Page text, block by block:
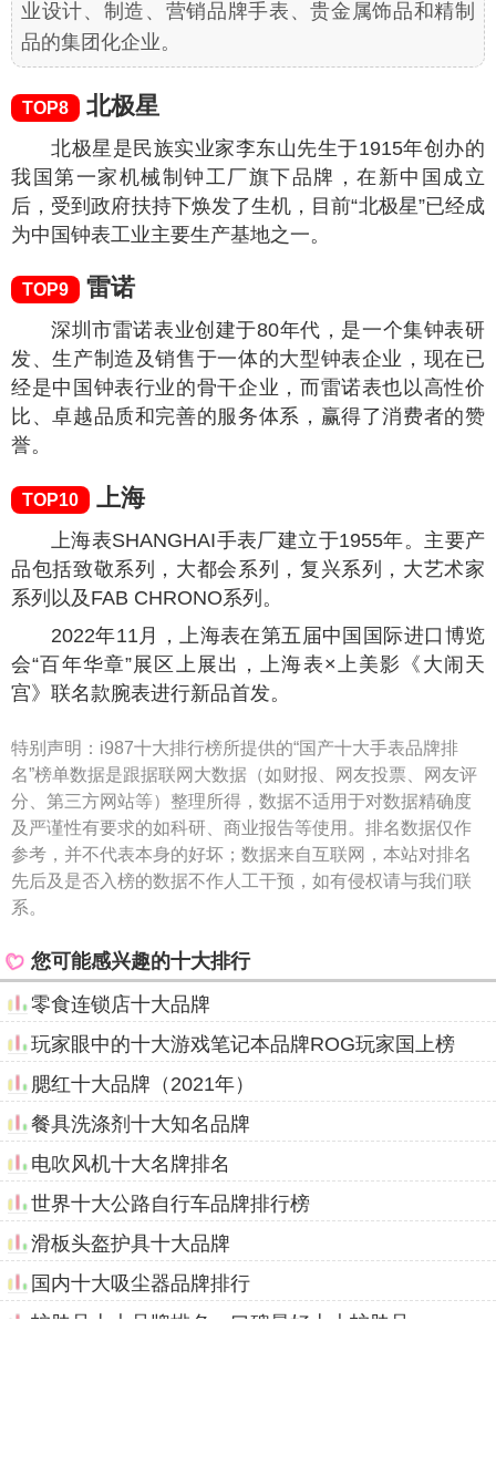
业设计、制造、营销品牌手表、贵金属饰品和精制
品的集团化企业。
TOP8 北极星
北极星是民族实业家李东山先生于1915年创办的
我国第一家机械制钟工厂旗下品牌，在新中国成立
后，受到政府扶持下焕发了生机，目前“北极星”已经成
为中国钟表工业主要生产基地之一。
TOP9 雷诺
深圳市雷诺表业创建于80年代，是一个集钟表研
发、生产制造及销售于一体的大型钟表企业，现在已
经是中国钟表行业的骨干企业，而雷诺表也以高性价
比、卓越品质和完善的服务体系，赢得了消费者的赞
誉。
TOP10 上海
上海表SHANGHAI手表厂建立于1955年。主要产
品包括致敬系列，大都会系列，复兴系列，大艺术家
系列以及FAB CHRONO系列。
2022年11月，上海表在第五届中国国际进口博览
会“百年华章”展区上展出，上海表×上美影《大闹天
宫》联名款腕表进行新品首发。
特别声明： i987十大排行榜所提供的“国产十大手表品牌排
名”榜单数据是跟据联网大数据（如财报、网友投票、网友评
分、第三方网站等）整理所得，数据不适用于对数据精确度
及严谨性有要求的如科研、商业报告等使用。排名数据仅作
参考，并不代表本身的好坏；数据来自互联网，本站对排名
先后及是否入榜的数据不作人工干预，如有侵权请与我们联
系。
您可能感兴趣的十大排行
零食连锁店十大品牌
玩家眼中的十大游戏笔记本品牌ROG玩家国上榜
腮红十大品牌（2021年）
餐具洗涤剂十大知名品牌
电吹风机十大名牌排名
世界十大公路自行车品牌排行榜
滑板头盔护具十大品牌
国内十大吸尘器品牌排行
护肤品十大品牌排名—口碑最好十大护肤品